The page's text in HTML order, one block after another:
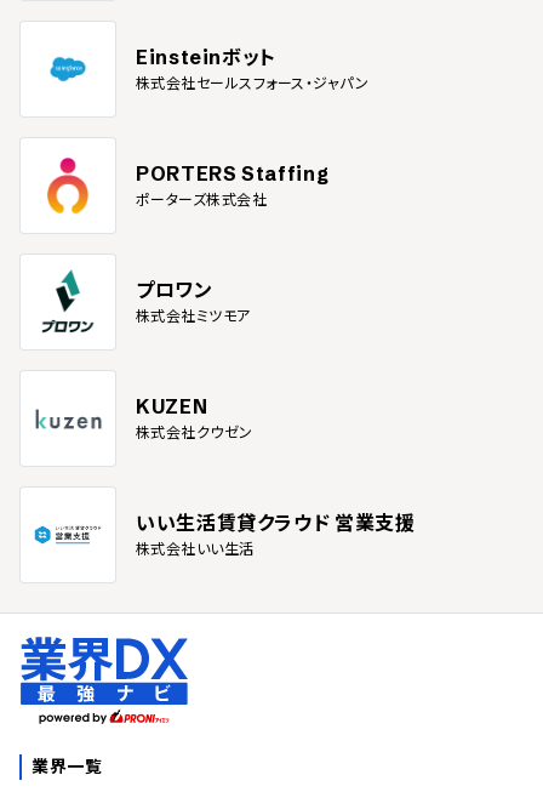
Einsteinボット
株式会社セールスフォース・ジャパン
PORTERS Staffing
ポーターズ株式会社
プロワン
株式会社ミツモア
KUZEN
株式会社クウゼン
いい生活賃貸クラウド 営業支援
株式会社いい生活
業界一覧